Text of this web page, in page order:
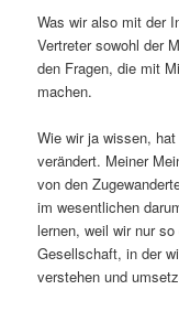
Was wir also mit der
Vertreter sowohl der
den Fragen, die mit
machen.
Wie wir ja wissen,
verändert. Meiner
von den
im wesentlichen
lernen, weil wir nur
Gesellschaft, in der
verstehen und